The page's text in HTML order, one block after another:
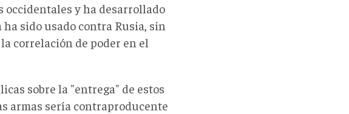
occidentales y ha desarrollado
sido usado contra Rusia, sin
correlación de poder en el
sobre la "entrega" de estos
armas sería contraproducente